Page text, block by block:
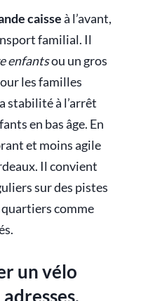
caisseà l’avant,
familial. Il
enfantsou un gros
les familles
stabilité à l’arrêt
en bas âge. En
et moins agile
Il convient
sur des pistes
quartiers comme
un vélo